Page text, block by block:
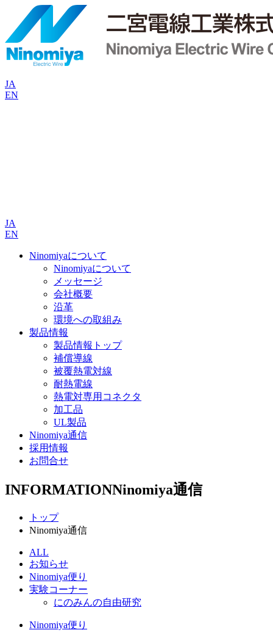
JA
EN
JA
EN
Ninomiyaについて
Ninomiyaについて
メッセージ
会社概要
沿革
環境への取組み
製品情報
製品情報トップ
補償導線
被覆熱電対線
耐熱電線
熱電対専用コネクタ
加工品
UL製品
Ninomiya通信
採用情報
お問合せ
INFORMATIONNinomiya通信
トップ
Ninomiya通信
ALL
お知らせ
Ninomiya便り
実験コーナー
にのみんの自由研究
Ninomiya便り